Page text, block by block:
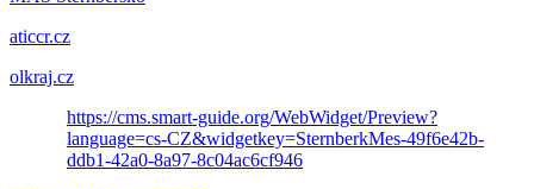
aticcr.cz
olkraj.cz
https://cms.smart-guide.org/WebWidget/Preview?
language=cs-CZ&widgetkey=SternberkMes-49f6e42b-
ddb1-42a0-8a97-8c04ac6cf946